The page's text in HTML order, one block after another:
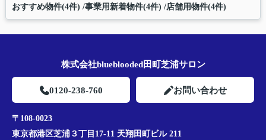
おすすめ物件(4件) 事業用新着物件(4件) 店舗用物件(4件)
株式会社blueblooded田町芝浦サロン
0120-238-760 お問い合わせ
〒108-0023
東京都港区芝浦３丁目17-11 天翔田町ビル 211